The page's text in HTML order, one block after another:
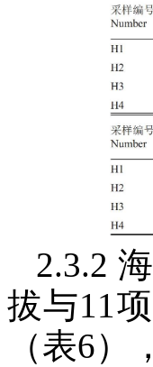
2.3.2
拔与11
（表6